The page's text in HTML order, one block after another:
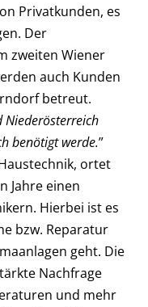
Privatkunden, es
Der
zweiten Wiener
auch Kunden
betreut.
Niederösterreich
benötigt werde.”
ortet
Jahre einen
Hierbei ist es
bzw. Reparatur
geht. Die
Nachfrage
und mehr